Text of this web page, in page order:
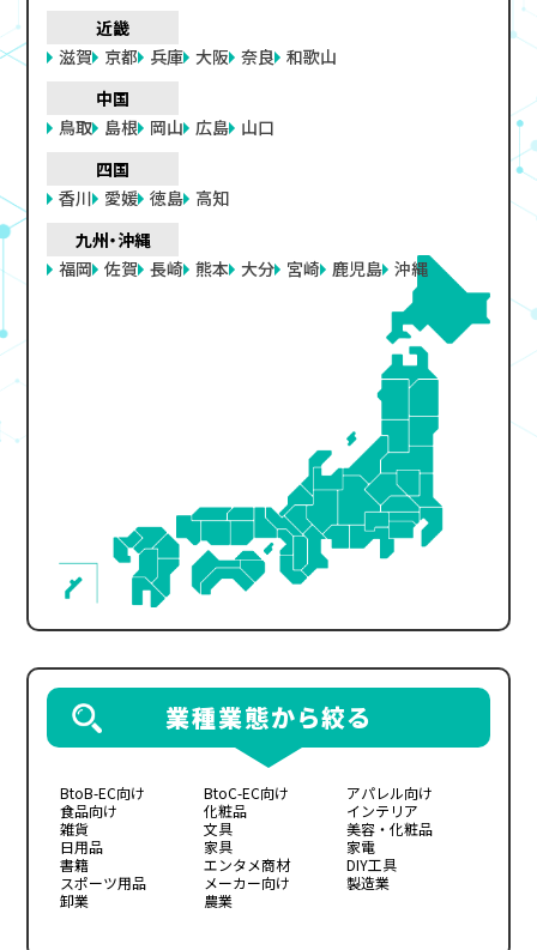
近畿
滋賀 京都 兵庫 大阪 奈良 和歌山
中国
鳥取 島根 岡山 広島 山口
四国
香川 愛媛 徳島 高知
九州・沖縄
福岡 佐賀 長崎 熊本 大分 宮崎 鹿児島 沖縄
業種業態から絞る
BtoB-EC向け BtoC-EC向け
アパレル向け
食品向け
化粧品
インテリア
雑貨
文具
美容・化粧品
日用品
家具
家電
書籍
エンタメ商材
DIY工具
スポーツ用品
メーカー向け
製造業
卸業
農業